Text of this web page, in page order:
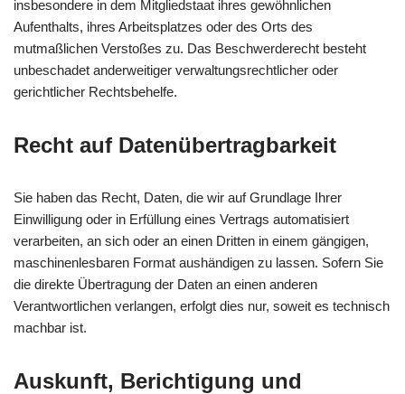
insbesondere in dem Mitgliedstaat ihres gewöhnlichen
Aufenthalts, ihres Arbeitsplatzes oder des Orts des
mutmaßlichen Verstoßes zu. Das Beschwerderecht besteht
unbeschadet anderweitiger verwaltungsrechtlicher oder
gerichtlicher Rechtsbehelfe.
Recht auf Daten­übertrag­barkeit
Sie haben das Recht, Daten, die wir auf Grundlage Ihrer
Einwilligung oder in Erfüllung eines Vertrags automatisiert
verarbeiten, an sich oder an einen Dritten in einem gängigen,
maschinenlesbaren Format aushändigen zu lassen. Sofern Sie
die direkte Übertragung der Daten an einen anderen
Verantwortlichen verlangen, erfolgt dies nur, soweit es technisch
machbar ist.
Auskunft, Berichtigung und